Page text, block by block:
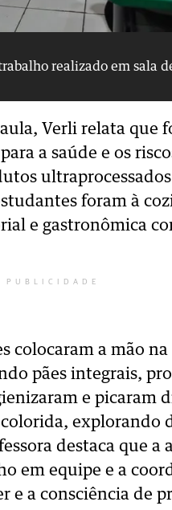
realizado em sala
Verli relata que
a saúde e os
foram à
e gastronômica
PUBLICIDADE
colocaram a mão na
pães integrais,
e picaram
explorando
destaca que a
em equipe e a
e a consciência de